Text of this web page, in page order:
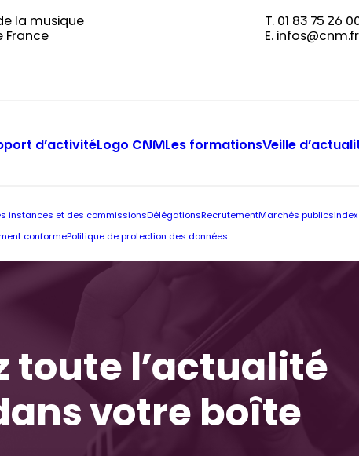
la musique
France
T. 01 83 75 26
E. infos@cnm.fr
d’activitéLogo CNMLes formationsVeille
instances et des commissions Délégations RecrutementMarchés publics
conformePolitique de protection des données
toute l’actualité
votre boîte